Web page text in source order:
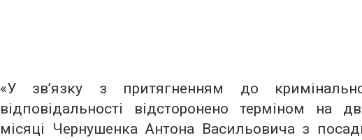
«У зв’язку з притягненням до
відповідальності відсторонено терміном на
місяці Чернушенка Антона Васильовича з